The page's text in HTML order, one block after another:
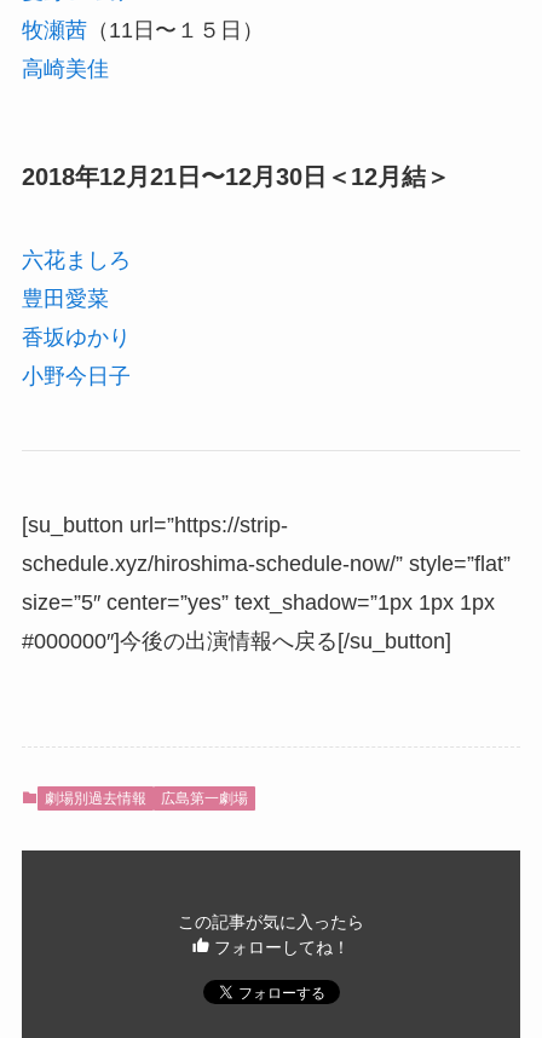
牧瀬茜（11日〜１５日）
高崎美佳
2018年12月21日〜12月30日＜12月結＞
六花ましろ
豊田愛菜
香坂ゆかり
小野今日子
[su_button url=”https://strip-
schedule.xyz/hiroshima-schedule-now/” style=”flat”
size=”5″ center=”yes” text_shadow=”1px 1px 1px
#000000″]今後の出演情報へ戻る[/su_button]
劇場別過去情報 広島第一劇場
この記事が気に入ったら
フォローしてね！